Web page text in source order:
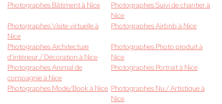
Photographes Bâtiment à Nice
Photographes Suivi de chantier à
Nice
Photographes Visite virtuelle à
Nice
Photographes Airbnb à Nice
Photographes Architecture
d'intérieur / Décoration à Nice
Photographes Photo produit à
Nice
Photographes Animal de
compagnie à Nice
Photographes Portrait à Nice
Photographes Mode/Book à Nice Photographes Nu / Artistique à
Nice